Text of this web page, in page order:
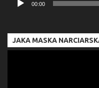
00:00
JAKA MASKA